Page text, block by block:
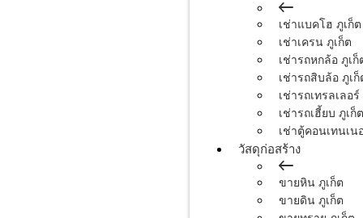
เช่าแบคโฮ ภูเก็ต
เช่าเครน ภูเก็ต
เช่ารถหกล้อ ภูเก็
เช่ารถสิบล้อ ภูเ
เช่ารถเทรลเลอ
เช่ารถเฮี้ยบ ภูเก็ต
เช่าตู้คอนเทนเน
วัสดุก่อสร้าง
ขายหิน ภูเก็ต
ขายดิน ภูเก็ต